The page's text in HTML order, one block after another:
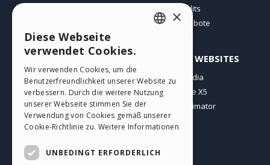
Credits
Angebote
PROFIL
Meine Beiträge
Meine Lizenz
Download
Webhosting
ANDERE WEBSITES
Incomedia
WebSite X5
WebAnimator
GERMAN
SPANISH
PORTUGUESE
×
Diese Webseite
verwendet Cookies.
Wir verwenden Cookies, um die
Benutzerfreundlichkeit unserer Website zu
verbessern. Durch die weitere Nutzung
unserer Webseite stimmen Sie der
Verwendung von Cookies gemäß unserer
Cookie-Richtlinie zu. Weitere Informationen
UNBEDINGT ERFORDERLICH